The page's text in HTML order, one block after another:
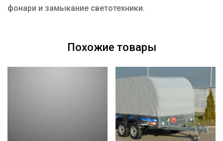
фонари и замыкание светотехники.
Похожие товары